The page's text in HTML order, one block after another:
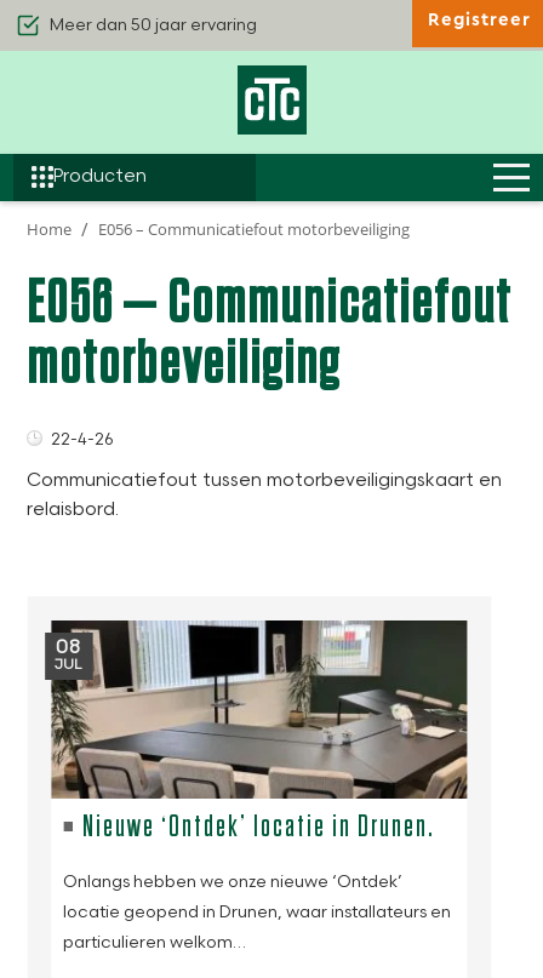
Kwaliteit & Comfort
Efficiëntie
Producten
Registreer
Home E056 – Communicatiefout motorbeveiliging
E056 – Communicatiefout
motorbeveiliging
22-4-26
Communicatiefout tussen motorbeveiligingskaart en
relaisbord.
08
JUL
Nieuwe ‘Ontdek’ locatie in Drunen.
Onlangs hebben we onze nieuwe ‘Ontdek’
locatie geopend in Drunen, waar installateurs en
particulieren welkom…